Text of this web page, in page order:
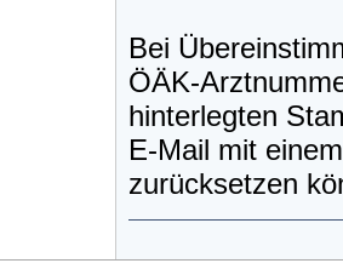
Bei
ÖÄK-
hinterlegten
E-Mail mit
zurücksetzen